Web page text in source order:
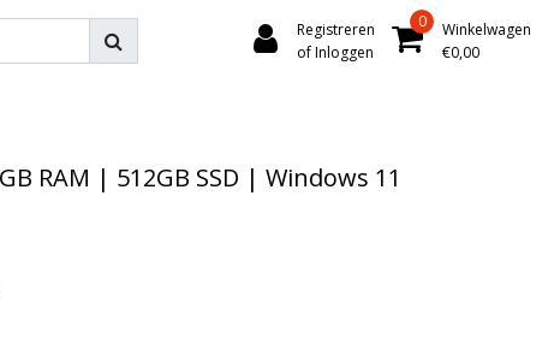
Registreren
of Inloggen
0
Winkelwagen
€0,00
RAM | 512GB SSD | Windows 11